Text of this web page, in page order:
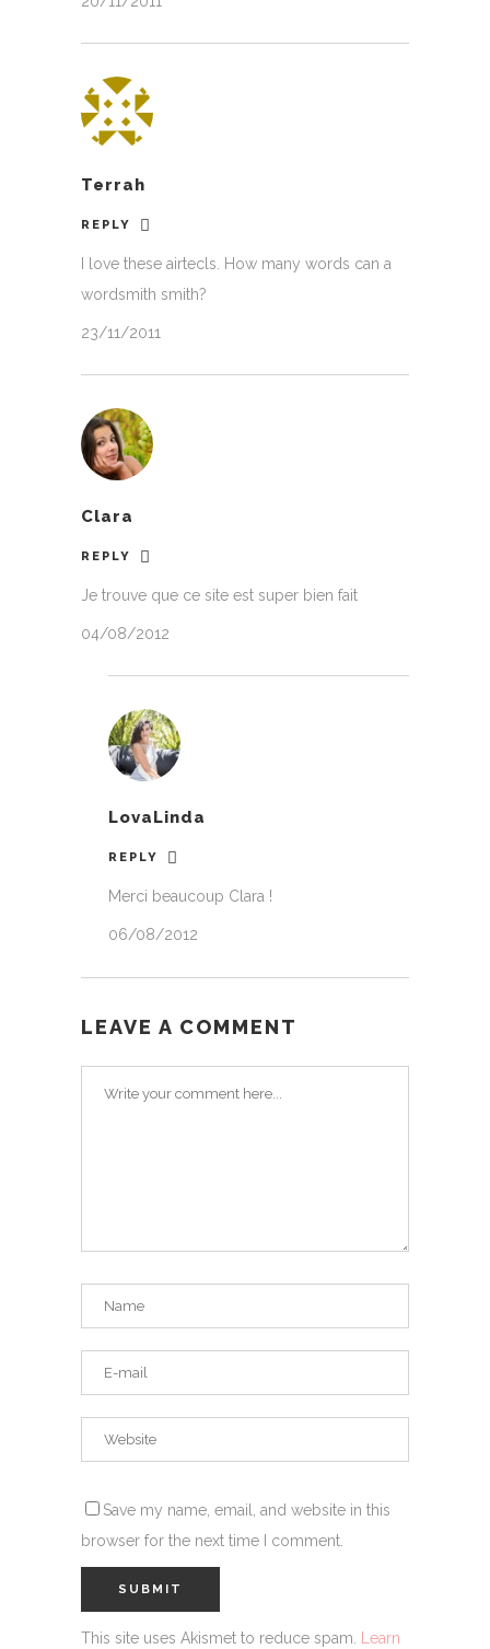
Terrah
REPLY
I love these airtecls. How many words can a
wordsmith smith?
23/11/2011
Clara
REPLY
Je trouve que ce site est super bien fait
04/08/2012
LovaLinda
REPLY
Merci beaucoup Clara !
06/08/2012
LEAVE A COMMENT
Save my name, email, and website in this
browser for the next time I comment.
This site uses Akismet to reduce spam. Learn